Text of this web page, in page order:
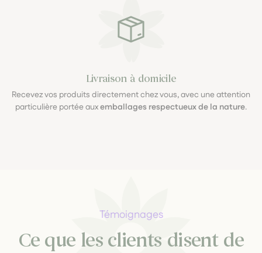
Livraison à domicile
Recevez vos produits directement chez vous, avec une attention
particulière portée auxemballages respectueux de la nature.
Témoignages
Ce que les clients disent de